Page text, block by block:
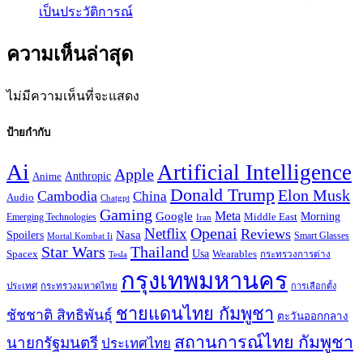
เป็นประวัติการณ์
ความเห็นล่าสุด
ไม่มีความเห็นที่จะแสดง
ป้ายกำกับ
Ai Anime Anthropic Apple Artificial Intelligence
Audio Cambodia Chatgpt China Donald TrumpElon Musk
Emerging Technologies Gaming Google Iran Meta Middle East Morning
Spoilers Mortal Kombat Ii Nasa Netflix Openai Reviews Smart Glasses
Spacex Star Wars Tesla Thailand Usa Wearables กระทรวงการต่าง
ประเทศ กระทรวงมหาดไทย กรุงเทพมหานคร การเลือกตั้ง
ชัชชาติ สิทธิพันธุ์ ชายแดนไทย กัมพูชา ตะวันออกกลาง
นายกรัฐมนตรี ประเทศไทย สถานการณ์ไทย กัมพูชา